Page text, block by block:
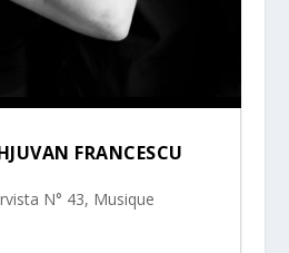
FRANCESCU
N° 43, Musique